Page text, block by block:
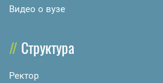
Видео о вузе
Структура
Ректор